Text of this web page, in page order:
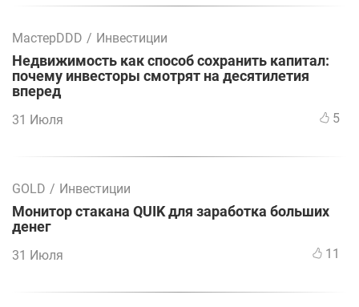
МастерDDD / Инвестиции
Недвижимость как способ сохранить капитал:
почему инвесторы смотрят на десятилетия
вперед
31 Июля 5
GOLD / Инвестиции
Монитор стакана QUIK для заработка больших
денег
31 Июля 11